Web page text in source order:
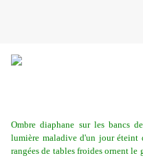
Ombre diaphane sur les bancs
lumière maladive d'un jour éteint
rangées de tables froides ornent le